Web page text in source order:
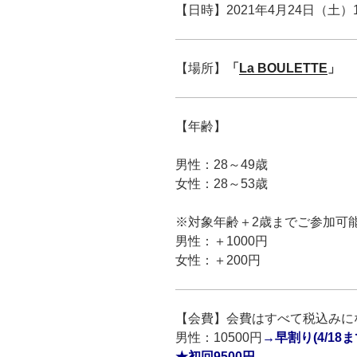
【日時】2021年4月24日（土
【場所】 「 La BOULETTE 」
【年齢】
男性：28～49歳
女性：28～53歳
※対象年齢＋2歳までご参加可
男性：＋1000円
女性：＋200円
【会費】会費はすべて税込み
男性： 10500円 →早割り(4/18